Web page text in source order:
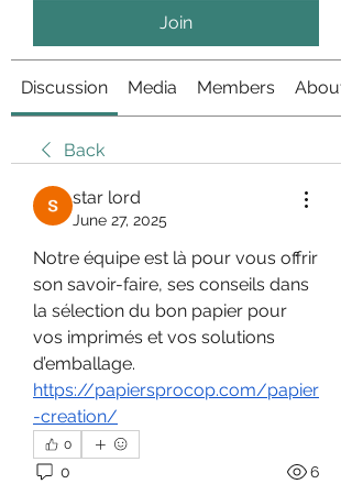
Join
Discussion Media Members About
Back
star lord
June 27, 2025
Notre équipe est là pour vous offrir
son savoir-faire, ses conseils dans
la sélection du bon papier pour
vos imprimés et vos solutions
d’emballage.
https://papiersprocop.com/papier
-creation/
0
0 6